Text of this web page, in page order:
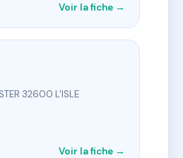
Voir la fiche →
32600 L'ISLE
Voir la fiche →